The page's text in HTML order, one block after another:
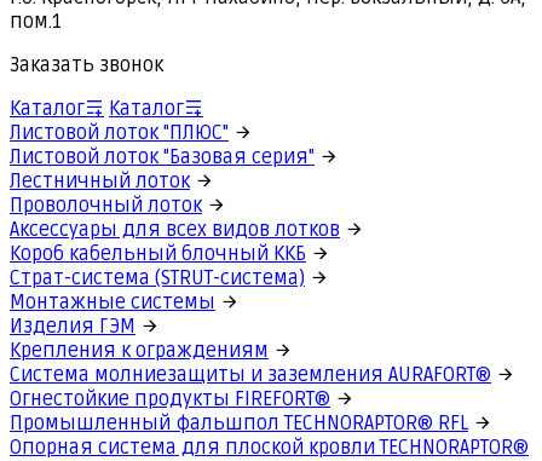
пом.1
Заказать звонок
Каталог
Каталог
Листовой лоток "ПЛЮС"
Листовой лоток "Базовая серия"
Лестничный лоток
Проволочный лоток
Аксессуары для всех видов лотков
Короб кабельный блочный ККБ
Страт-система (STRUT-система)
Монтажные системы
Изделия ГЭМ
Крепления к ограждениям
Система молниезащиты и заземления AURAFORT®
Огнестойкие продукты FIREFORT®
Промышленный фальшпол TECHNORAPTOR® RFL
Опорная система для плоской кровли TECHNORAPTOR®